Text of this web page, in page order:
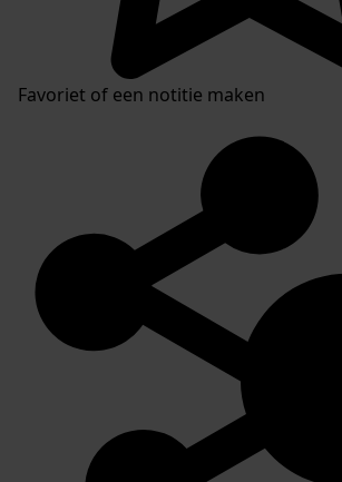
Favoriet of een notitie maken